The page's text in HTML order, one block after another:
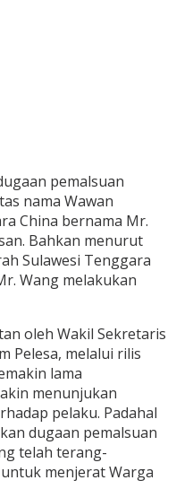
pemalsuan
nama Wawan
China bernama Mr.
Bahkan menurut
Sulawesi Tenggara
Wang melakukan
oleh Wakil Sekretaris
Pelesa, melalui rilis
lama
menunjukan
pelaku. Padahal
dugaan pemalsuan
telah terang-
menjerat Warga